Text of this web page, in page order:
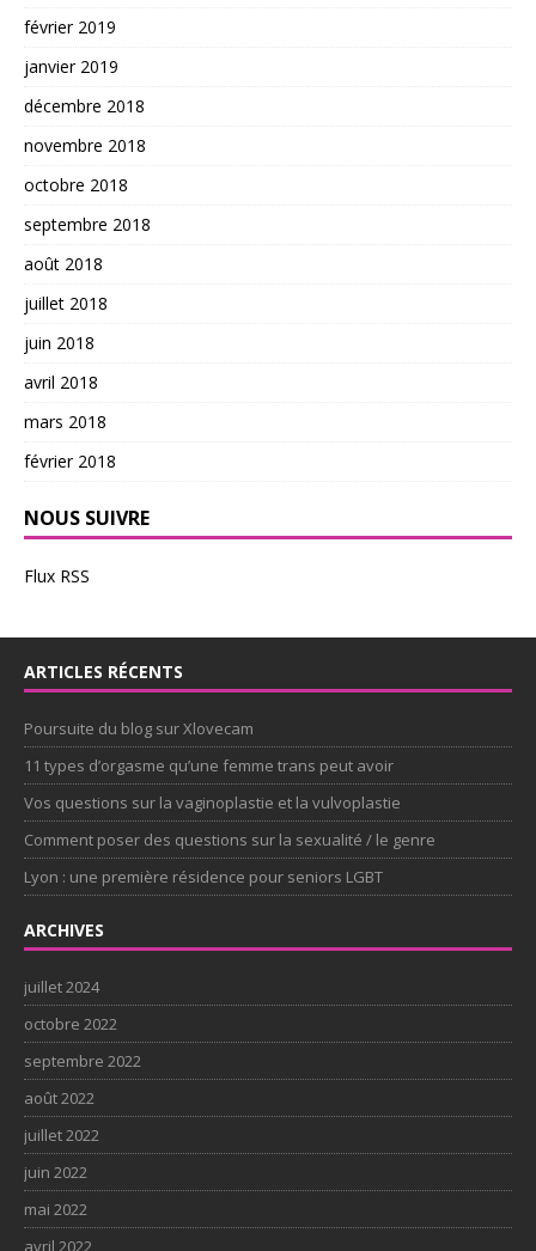
février 2019
janvier 2019
décembre 2018
novembre 2018
octobre 2018
septembre 2018
août 2018
juillet 2018
juin 2018
avril 2018
mars 2018
février 2018
NOUS SUIVRE
Flux RSS
ARTICLES RÉCENTS
Poursuite du blog sur Xlovecam
11 types d’orgasme qu’une femme trans peut avoir
Vos questions sur la vaginoplastie et la vulvoplastie
Comment poser des questions sur la sexualité / le genre
Lyon : une première résidence pour seniors LGBT
ARCHIVES
juillet 2024
octobre 2022
septembre 2022
août 2022
juillet 2022
juin 2022
mai 2022
avril 2022